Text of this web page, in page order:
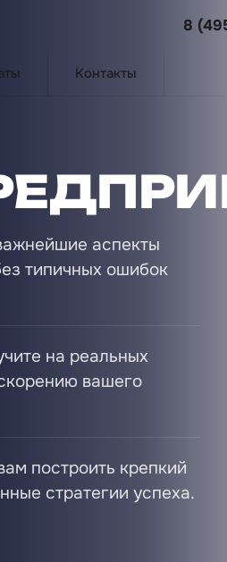
8
Контакты
аспекты
типичных ошибок
на реальных
вашего
построить крепкий
стратегии успеха.